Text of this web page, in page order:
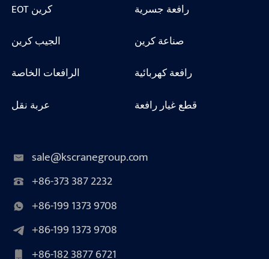
EOT كرين
رافعة جسرية
الجيب كرين
صناعة كرين
الرافعات الخاصة
رافعة كهربائية
عربة نقل
قطع غيار رافعة
sale@kscranegroup.com
+86-373 387 2232
+86-199 1373 9708
+86-199 1373 9708
+86-182 3877 6721